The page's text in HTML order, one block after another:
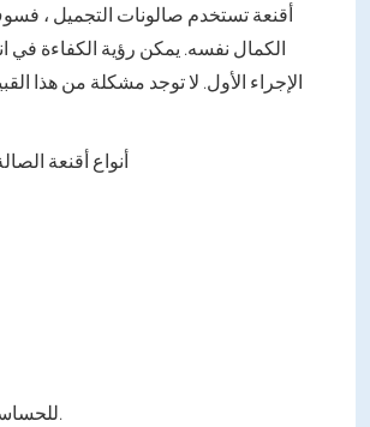
أقنعة تستخدم صالونات التجميل ،
الكمال نفسه. يمكن رؤية الكفاءة في
الإجراء الأول. لا توجد مشكلة من هذا
أنواع أقنعة
للحساسة ، الحساسية.